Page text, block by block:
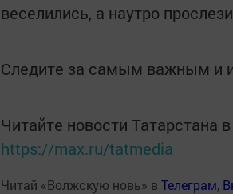
веселились, а наутро
Следите за самым важным и
Читайте новости
https://max.ru/tatmedia
Читай «Волжскую новь» в Телеграм,